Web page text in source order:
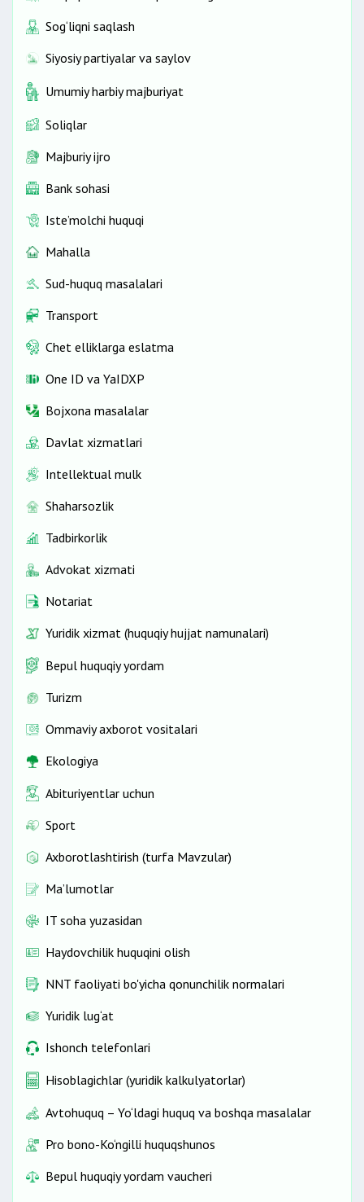
Sog‘liqni saqlash
Siyosiy partiyalar va saylov
Umumiy harbiy majburiyat
Soliqlar
Majburiy ijro
Bank sohasi
Iste’molchi huquqi
Mahalla
Sud-huquq masalalari
Transport
Chet elliklarga eslatma
One ID vа YaIDXP
Bojxona masalalar
Davlat xizmatlari
Intellektual mulk
Shaharsozlik
Tadbirkorlik
Advokat xizmati
Notariat
Yuridik xizmat (huquqiy hujjat namunalari)
Bepul huquqiy yordam
Turizm
Ommaviy axborot vositalari
Ekologiya
Abituriyentlar uchun
Sport
Axborotlashtirish (turfa Mavzular)
Ma’lumotlar
IT soha yuzasidan
Haydovchilik huquqini olish
NNT faoliyati bo'yicha qonunchilik normalari
Yuridik lug‘at
Ishonch telefonlari
Hisoblagichlar (yuridik kalkulyatorlar)
Avtohuquq – Yo‘ldagi huquq va boshqa masalalar
Pro bono-Ko‘ngilli huquqshunos
Bepul huquqiy yordam vaucheri